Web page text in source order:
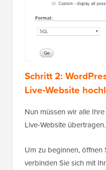
Schritt 2:
Live-Website
Nun müssen wir alle
Live-Website übertragen.
Um zu beginnen, öffnen
verbinden Sie sich mit